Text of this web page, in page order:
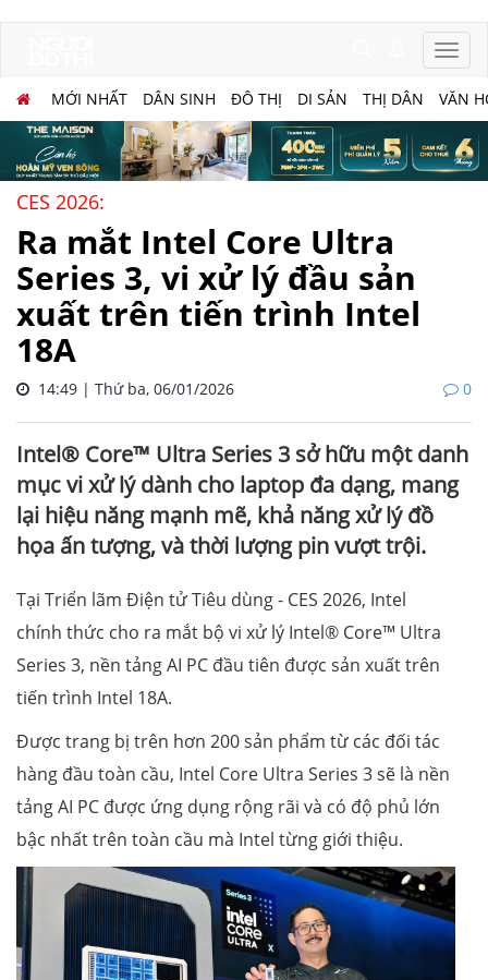
MỚI NHẤT DÂN SINH ĐÔ THỊ DI SẢN THỊ DÂN VĂN
CES 2026:
Ra mắt Intel Core Ultra
Series 3, vi xử lý đầu sản
xuất trên tiến trình Intel
18A
14:49 | Thứ ba, 06/01/2026 0
Intel® Core™ Ultra Series 3 sở hữu một danh
mục vi xử lý dành cho laptop đa dạng, mang
lại hiệu năng mạnh mẽ, khả năng xử lý đồ
họa ấn tượng, và thời lượng pin vượt trội.
Tại Triển lãm Điện tử Tiêu dùng - CES 2026, Intel
chính thức cho ra mắt bộ vi xử lý Intel® Core™ Ultra
Series 3, nền tảng AI PC đầu tiên được sản xuất trên
tiến trình Intel 18A.
Được trang bị trên hơn 200 sản phẩm từ các đối tác
hàng đầu toàn cầu, Intel Core Ultra Series 3 sẽ là nền
tảng AI PC được ứng dụng rộng rãi và có độ phủ lớn
bậc nhất trên toàn cầu mà Intel từng giới thiệu.